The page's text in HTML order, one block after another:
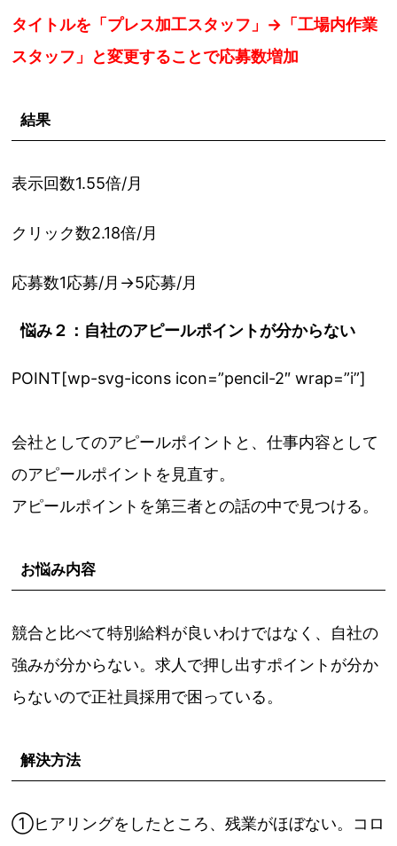
タイトルを「プレス加工スタッフ」→「工場内作業
スタッフ」と変更することで応募数増加
結果
表示回数1.55倍/月
クリック数2.18倍/月
応募数1応募/月→5応募/月
悩み２：自社のアピールポイントが分からない
POINT[wp-svg-icons icon=”pencil-2″ wrap=”i”]
会社としてのアピールポイントと、仕事内容として
のアピールポイントを見直す。
アピールポイントを第三者との話の中で見つける。
お悩み内容
競合と比べて特別給料が良いわけではなく、自社の
強みが分からない。求人で押し出すポイントが分か
らないので正社員採用で困っている。
解決方法
①ヒアリングをしたところ、残業がほぼない。コロ